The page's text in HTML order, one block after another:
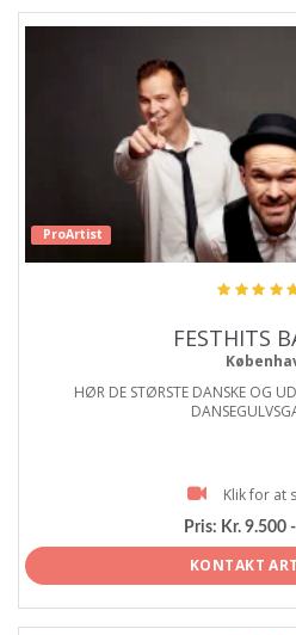
ProArtist
FESTHITS
HØR DE STØRSTE DANSKE OG
Klik for at
Pris: Kr. 9.500
KONTAKT